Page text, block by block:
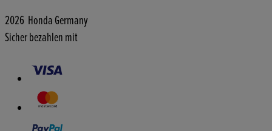
2026 Honda Germany
Sicher bezahlen mit